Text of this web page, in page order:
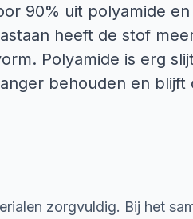
90% uit polyamide
heeft de stof
Polyamide is erg
behouden en blijft
zorgvuldig. Bij het